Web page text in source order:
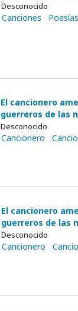
Desconocido
Canciones Poesías
El cancionero
guerreros de las
Desconocido
Cancionero
El cancionero
guerreros de las
Desconocido
Cancionero